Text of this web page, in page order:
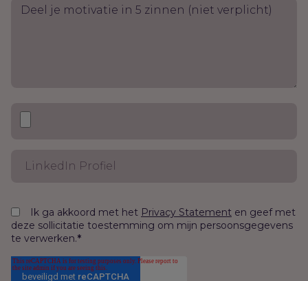
Ik ga akkoord met het Privacy Statement en geef met
deze sollicitatie toestemming om mijn persoonsgegevens
te verwerken.*